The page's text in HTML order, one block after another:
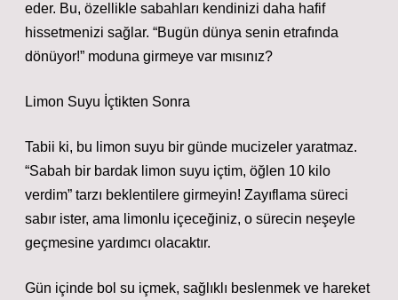
eder. Bu, özellikle sabahları kendinizi daha hafif
hissetmenizi sağlar. “Bugün dünya senin etrafında
dönüyor!” moduna girmeye var mısınız?
Limon Suyu İçtikten Sonra
Tabii ki, bu limon suyu bir günde mucizeler yaratmaz.
“Sabah bir bardak limon suyu içtim, öğlen 10 kilo
verdim” tarzı beklentilere girmeyin! Zayıflama süreci
sabır ister, ama limonlu içeceğiniz, o sürecin neşeyle
geçmesine yardımcı olacaktır.
Gün içinde bol su içmek, sağlıklı beslenmek ve hareket